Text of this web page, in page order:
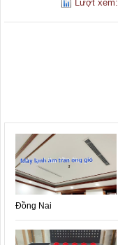
Lượt xem:
Đồng Nai